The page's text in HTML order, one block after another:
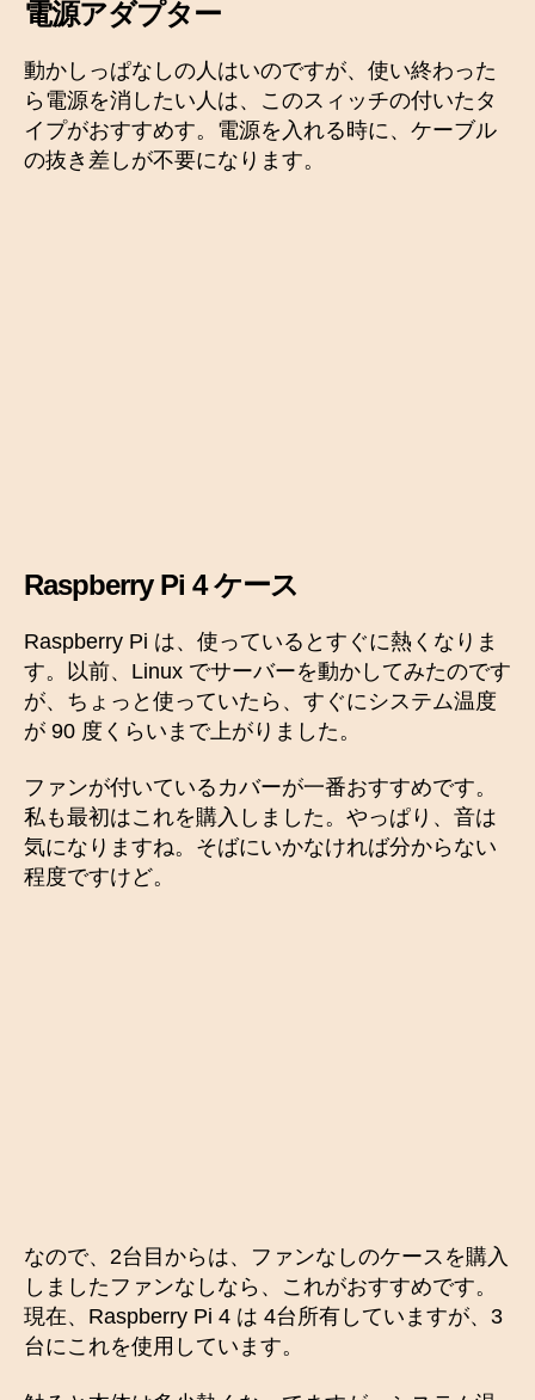
電源アダプター
動かしっぱなしの人はいのですが、使い終わった
ら電源を消したい人は、このスィッチの付いたタ
イプがおすすめす。電源を入れる時に、ケーブル
の抜き差しが不要になります。
Raspberry Pi 4 ケース
Raspberry Pi は、使っているとすぐに熱くなりま
す。以前、Linux でサーバーを動かしてみたのです
が、ちょっと使っていたら、すぐにシステム温度
が 90 度くらいまで上がりました。
ファンが付いているカバーが一番おすすめです。
私も最初はこれを購入しました。やっぱり、音は
気になりますね。そばにいかなければ分からない
程度ですけど。
なので、2台目からは、ファンなしのケースを購入
しましたファンなしなら、これがおすすめです。
現在、Raspberry Pi 4 は 4台所有していますが、3
台にこれを使用しています。